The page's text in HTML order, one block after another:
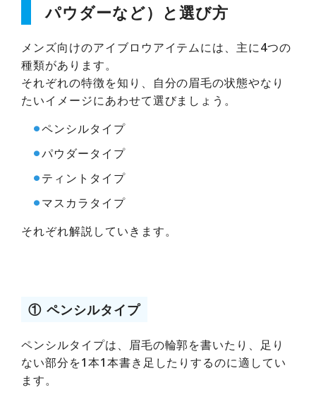
パウダーなど）と選び方
メンズ向けのアイブロウアイテムには、主に4つの
種類があります。
それぞれの特徴を知り、自分の眉毛の状態やなり
たいイメージにあわせて選びましょう。
⚫︎ペンシルタイプ
⚫︎パウダータイプ
⚫︎ティントタイプ
⚫︎マスカラタイプ
それぞれ解説していきます。
① ペンシルタイプ
ペンシルタイプは、眉毛の輪郭を書いたり、足り
ない部分を1本1本書き足したりするのに適してい
ます。